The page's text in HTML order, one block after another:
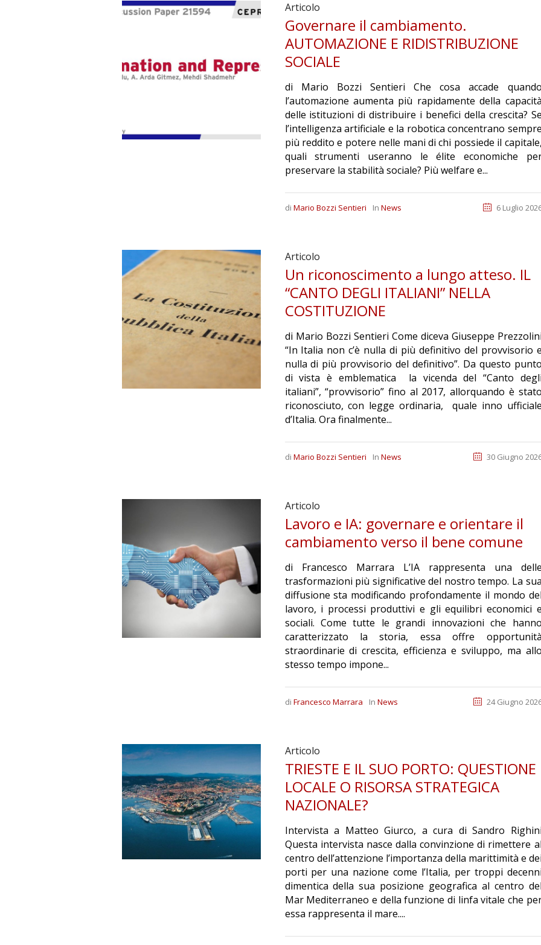
Articolo
Governare il cambiamento.
AUTOMAZIONE E RIDISTRIBUZIONE
SOCIALE
di Mario Bozzi Sentieri Che cosa accade quando
l’automazione aumenta più rapidamente della capacità
delle istituzioni di distribuire i benefici della crescita? Se
l’intelligenza artificiale e la robotica concentrano sempre
più reddito e potere nelle mani di chi possiede il capitale,
quali strumenti useranno le élite economiche
preservare la stabilità sociale? Più welfare e...
6 Luglio
di Mario Bozzi Sentieri In News
Articolo
Un riconoscimento a lungo atteso. IL
“CANTO DEGLI ITALIANI” NELLA
COSTITUZIONE
di Mario Bozzi Sentieri Come diceva Giuseppe Prezzolini
“In Italia non c’è nulla di più definitivo del provvisorio e
nulla di più provvisorio del definitivo”. Da questo punto
di vista è emblematica la vicenda del “Canto degli
italiani”, “provvisorio” fino al 2017, allorquando è stato
riconosciuto, con legge ordinaria, quale inno ufficiale
d’Italia. Ora finalmente...
30 Giugno
di Mario Bozzi Sentieri In News
Articolo
Lavoro e IA: governare e orientare il
cambiamento verso il bene comune
di Francesco Marrara L’IA rappresenta una delle
trasformazioni più significative del nostro tempo. La sua
diffusione sta modificando profondamente il mondo del
lavoro, i processi produttivi e gli equilibri economici e
sociali. Come tutte le grandi innovazioni che hanno
caratterizzato la storia, essa offre opportunità
straordinarie di crescita, efficienza e sviluppo, ma allo
stesso tempo impone...
24 Giugno
di Francesco Marrara In News
Articolo
TRIESTE E IL SUO PORTO: QUESTIONE
LOCALE O RISORSA STRATEGICA
NAZIONALE?
Intervista a Matteo Giurco, a cura di Sandro Righini
Questa intervista nasce dalla convinzione di rimettere al
centro dell’attenzione l’importanza della marittimità e dei
porti per una nazione come l’Italia, per troppi decenni
dimentica della sua posizione geografica al centro del
Mar Mediterraneo e della funzione di linfa vitale che
essa rappresenta il mare....